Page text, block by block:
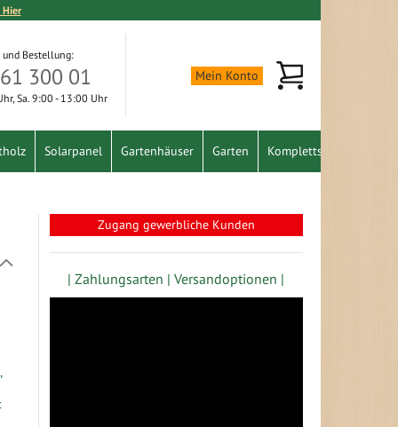
und Bestellung:
300 01
Sa. 9:00 - 13:00 Uhr
Mein Konto Mein Warenkorb
Solarpanel Gartenhäuser Garten Komplettset
absteigender
Zugang gewerbliche Kunden
| Zahlungsarten | Versandoptionen |